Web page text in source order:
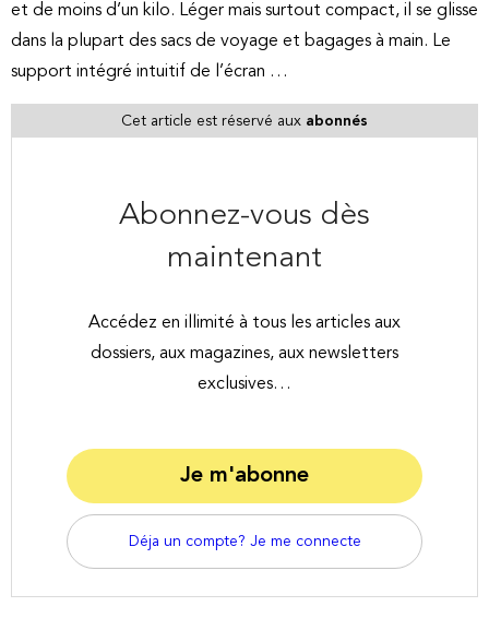
et de moins d’un kilo. Léger mais surtout compact, il se glisse
dans la plupart des sacs de voyage et bagages à main. Le
support intégré intuitif de l’écran …
Cet article est réservé aux abonnés
Abonnez-vous dès
maintenant
Accédez en illimité à tous les articles aux
dossiers, aux magazines, aux newsletters
exclusives…
Je m'abonne
Déja un compte? Je me connecte